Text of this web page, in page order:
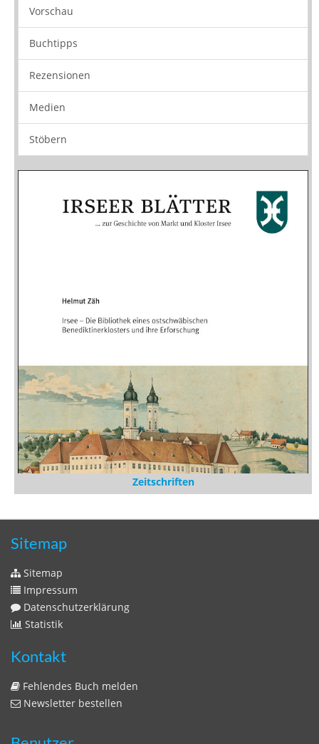
Medien
Stöbern
Zeitschriften
Sitemap
Sitemap
Impressum
Datenschutzerklärung
Statistik
Kontakt
Fehlendes Buch melden
Newsletter bestellen